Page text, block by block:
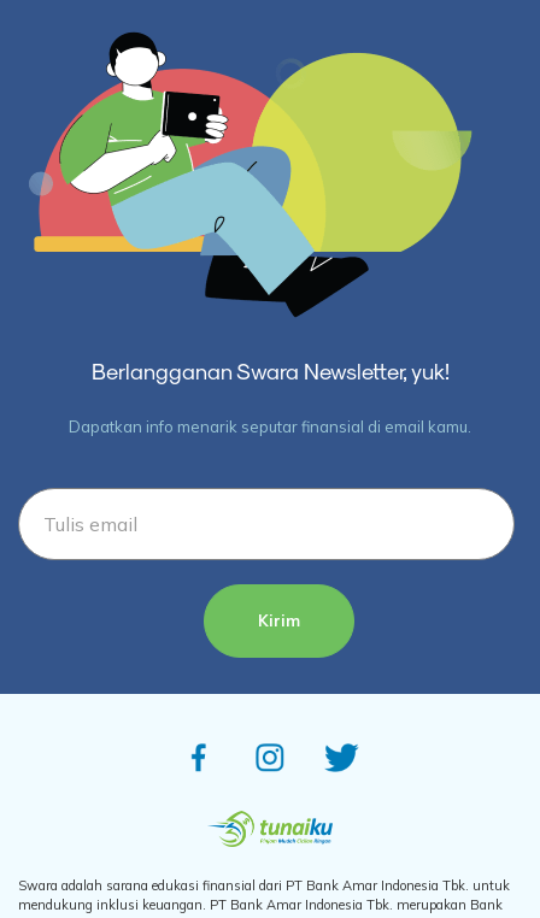
Berlangganan Swara Newsletter, yuk!
Dapatkan info menarik seputar finansial di email kamu.
Kirim
Swara adalah sarana edukasi finansial dari PT Bank Amar Indonesia Tbk. untuk
mendukung inklusi keuangan. PT Bank Amar Indonesia Tbk. merupakan Bank